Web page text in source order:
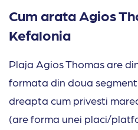
Cum arata Agios
Kefalonia
Plaja Agios Thomas are
formata din doua
dreapta cum privesti
(are forma unei placi/